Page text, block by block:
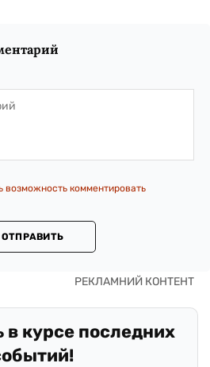
возможность комментировать
ОТПРАВИТЬ
в курсе последних